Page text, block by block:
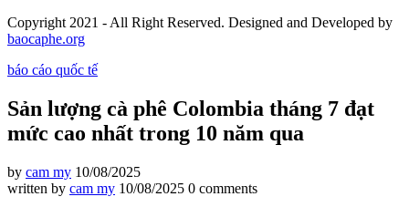
Copyright 2021 - All Right Reserved. Designed and Developed by
baocaphe.org
báo cáo quốc tế
Sản lượng cà phê Colombia tháng 7 đạt
mức cao nhất trong 10 năm qua
by cam my 10/08/2025
written by cam my 10/08/2025 0 comments